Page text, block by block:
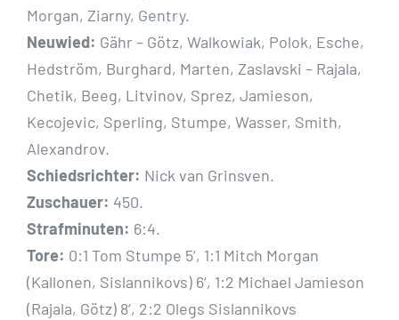
Morgan, Ziarny, Gentry.
Neuwied: Gähr – Götz, Walkowiak, Polok, Esche,
Hedström, Burghard, Marten, Zaslavski – Rajala,
Chetik, Beeg, Litvinov, Sprez, Jamieson,
Kecojevic, Sperling, Stumpe, Wasser, Smith,
Alexandrov.
Schiedsrichter: Nick van Grinsven.
Zuschauer: 450.
Strafminuten: 6:4.
Tore: 0:1 Tom Stumpe 5‘, 1:1 Mitch Morgan
(Kallonen, Sislannikovs) 6‘, 1:2 Michael Jamieson
(Rajala, Götz) 8‘, 2:2 Olegs Sislannikovs